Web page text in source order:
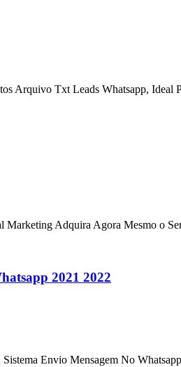
Arquivo Txt Leads Whatsapp, Ideal
Adquira Agora Mesmo o
2021 2022
Envio Mensagem No